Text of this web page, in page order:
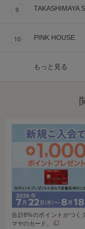
9 TAKASHIMAYA
10 PINK HOUSE
もっと見る
合計8%のポイントがつく
マヤのカード。